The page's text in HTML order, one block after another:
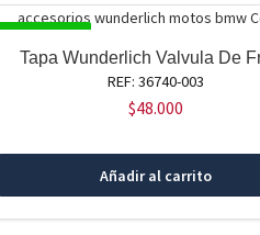
DISPONIBLE
Tapa Wunderlich Valvula De
REF: 36740-003
$48.000
Añadir al carrito